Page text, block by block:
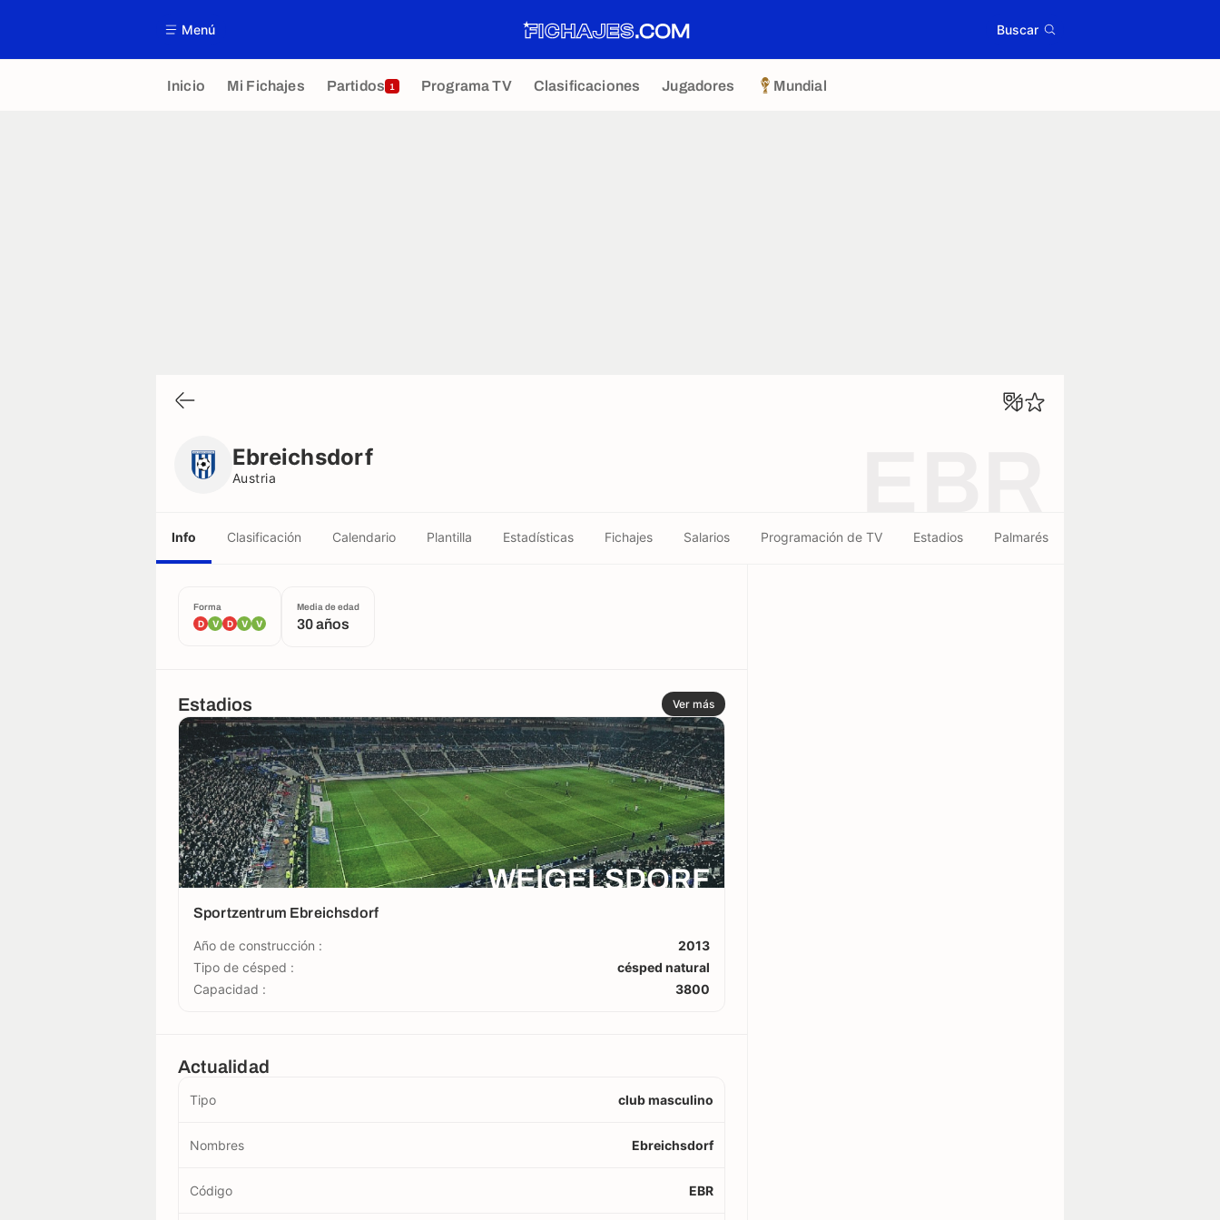
Menú Buscar
Inicio Mi Fichajes Partidos 1 Programa TV Clasificaciones Jugadores Mundial
Ebreichsdorf
Austria
Info Clasificación Calendario Plantilla Estadísticas Fichajes Salarios Programación de TV Estadios Palmarés
Forma
D V D V V
Media de edad
30 años
Estadios Ver más
WEIGELSDORF
Sportzentrum Ebreichsdorf
Año de construcción :
2013
Tipo de césped :
césped natural
Capacidad :
3800
Actualidad
Tipo club masculino
Nombres Ebreichsdorf
Código EBR